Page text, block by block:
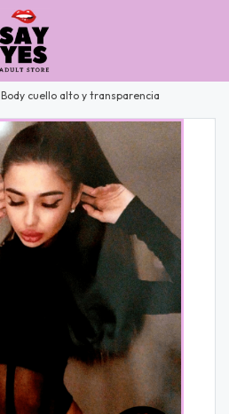
Body cuello alto y transparencia